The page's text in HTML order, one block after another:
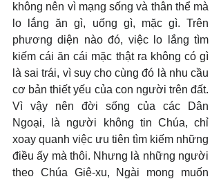
không nên vì mạng sống và thân thể mà
lo lắng ăn gì, uống gì, mặc gì. Trên
phương diện nào đó, việc lo lắng tìm
kiếm cái ăn cái mặc thật ra không có gì
là sai trái, vì suy cho cùng đó là nhu cầu
cơ bản thiết yếu của con người trên đất.
Vì vậy nên đời sống của các Dân
Ngoại, là người không tin Chúa, chỉ
xoay quanh việc ưu tiên tìm kiếm những
điều ấy mà thôi. Nhưng là những người
theo Chúa Giê-xu, Ngài mong muốn